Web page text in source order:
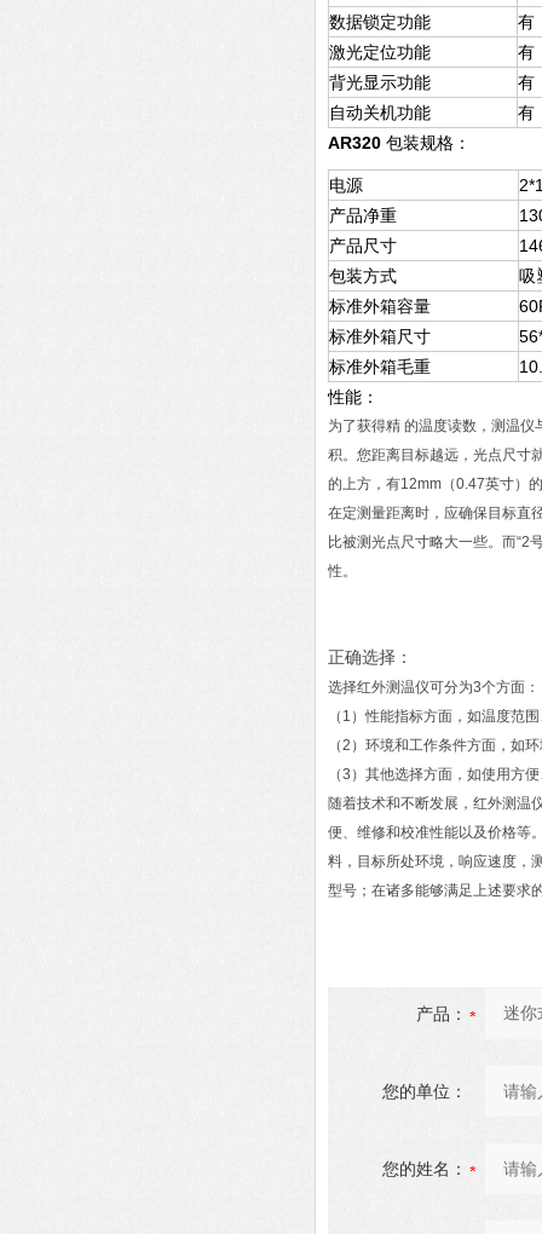
数据锁定功能
有
激光定位功能
有
背光显示功能
有
自动关机功能
有
AR320 包装规格：
电源 2
产品净重
产品尺寸
包装方式
吸
标准外箱容量
标准外箱尺寸
标准外箱毛重
性能：
为了获得精 的温度读数，测温
积。您距离目标越远，光点尺寸
的上方，有12mm（0.47英寸）
在定测量距离时，应确保目标直
比被测光点尺寸略大一些。而“2
性。
正确选择：
选择红外测温仪可分为3个方面：
（1）性能指标方面，如温度范
（2）环境和工作条件方面，如
（3）其他选择方面，如使用方
随着技术和不断发展，红外测温
便、维修和校准性能以及价格等
料，目标所处环境，响应速度，
型号；在诸多能够满足上述要求
产品：
您的单位：
您的姓名：